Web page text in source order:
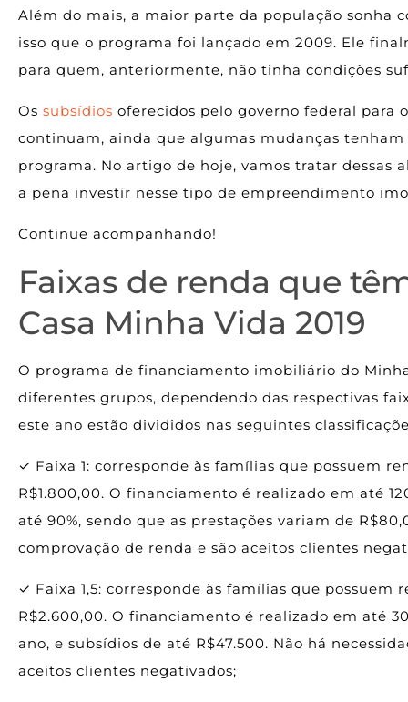
Além do mais, a maior parte da população sonha
isso que o programa foi lançado em 2009. Ele
para quem, anteriormente, não tinha condições
Os subsídios oferecidos pelo governo federal para
continuam, ainda que algumas mudanças
programa. No artigo de hoje, vamos tratar dessas
a pena investir nesse tipo de empreendimento
Continue acompanhando!
Faixas de renda que
Casa Minha Vida 2019
O programa de financiamento imobiliário do
diferentes grupos, dependendo das respectivas
este ano estão divididos nas seguintes
✓ Faixa 1: corresponde às famílias que possuem
R$1.800,00. O financiamento é realizado em até
até 90%, sendo que as prestações variam de
comprovação de renda e são aceitos clientes
✓ Faixa 1,5: corresponde às famílias que possuem
R$2.600,00. O financiamento é realizado em até
ano, e subsídios de até R$47.500. Não há
aceitos clientes negativados;